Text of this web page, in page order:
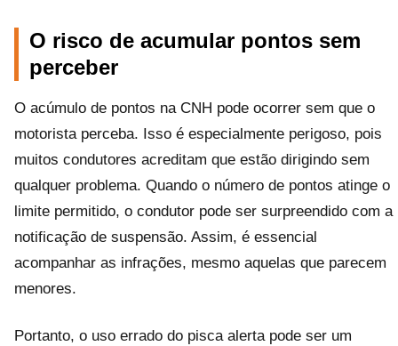
O risco de acumular pontos sem
perceber
O acúmulo de pontos na CNH pode ocorrer sem que o
motorista perceba. Isso é especialmente perigoso, pois
muitos condutores acreditam que estão dirigindo sem
qualquer problema. Quando o número de pontos atinge o
limite permitido, o condutor pode ser surpreendido com a
notificação de suspensão. Assim, é essencial
acompanhar as infrações, mesmo aquelas que parecem
menores.
Portanto, o uso errado do pisca alerta pode ser um